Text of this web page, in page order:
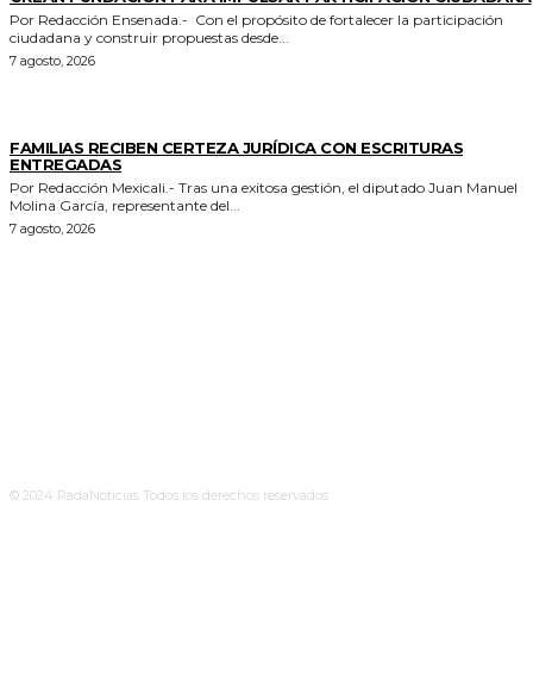
Por Redacción Ensenada.- Con el propósito de fortalecer la participación
ciudadana y construir propuestas desde...
7 agosto, 2026
FAMILIAS RECIBEN CERTEZA JURÍDICA CON ESCRITURAS
ENTREGADAS
Por Redacción Mexicali.- Tras una exitosa gestión, el diputado Juan Manuel
Molina García, representante del...
7 agosto, 2026
© 2024 RadaNoticias Todos los derechos reservados